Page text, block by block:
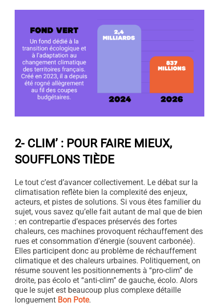
2- CLIM’ : POUR FAIRE MIEUX,
SOUFFLONS TIÈDE
Le tout c’est d’avancer collectivement. Le débat sur la
climatisation reflète bien la complexité des enjeux,
acteurs, et pistes de solutions. Si vous êtes familier du
sujet, vous savez qu’elle fait autant de mal que de bien
: en contrepartie d’espaces préservés des fortes
chaleurs, ces machines provoquent réchauffement des
rues et consommation d’énergie (souvent carbonée).
Elles participent donc au problème de réchauffement
climatique et des chaleurs urbaines. Politiquement, on
résume souvent les positionnements à “pro-clim” de
droite, pas écolo et “anti-clim” de gauche, écolo. Alors
que le sujet est beaucoup plus complexe détaille
longuement Bon Pote.